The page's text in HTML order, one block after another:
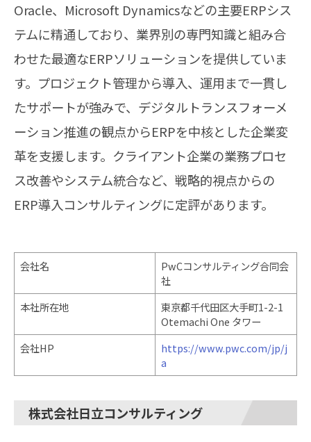
Oracle、Microsoft Dynamicsなどの主要ERPシス
テムに精通しており、業界別の専門知識と組み合
わせた最適なERPソリューションを提供していま
す。プロジェクト管理から導入、運用まで一貫し
たサポートが強みで、デジタルトランスフォーメ
ーション推進の観点からERPを中核とした企業変
革を支援します。クライアント企業の業務プロセ
ス改善やシステム統合など、戦略的視点からの
ERP導入コンサルティングに定評があります。
会社名
PwCコンサルティング合同会
社
本社所在地
東京都千代田区大手町1-2-1
Otemachi One タワー
会社HP
https://www.pwc.com/jp/j
a
株式会社日立コンサルティング